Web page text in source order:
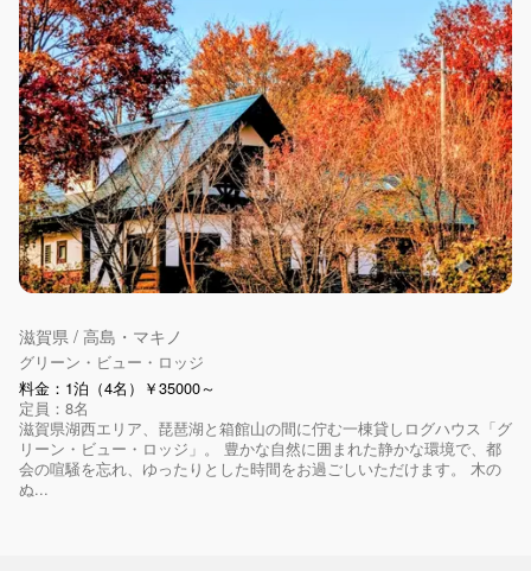
滋賀県 / 高島・マキノ
グリーン・ビュー・ロッジ
料金：1泊（4名）￥35000～
定員：8名
滋賀県湖西エリア、琵琶湖と箱館山の間に佇む一棟貸しログハウス「グ
リーン・ビュー・ロッジ」。 豊かな自然に囲まれた静かな環境で、都
会の喧騒を忘れ、ゆったりとした時間をお過ごしいただけます。 木の
ぬ...